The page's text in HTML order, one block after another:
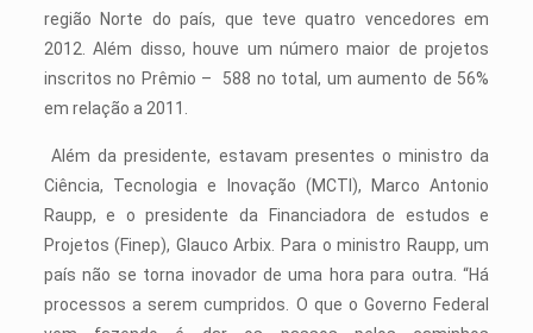
região Norte do país, que teve quatro vencedores em
2012. Além disso, houve um número maior de projetos
inscritos no Prêmio – 588 no total, um aumento de 56%
em relação a 2011.
Além da presidente, estavam presentes o ministro da
Ciência, Tecnologia e Inovação (MCTI), Marco Antonio
Raupp, e o presidente da Financiadora de estudos e
Projetos (Finep), Glauco Arbix. Para o ministro Raupp, um
país não se torna inovador de uma hora para outra. “Há
processos a serem cumpridos. O que o Governo Federal